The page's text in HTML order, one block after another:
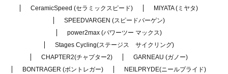
CeramicSpeed (セラミックスピード)
MIYATA (ミヤタ)
SPEEDVARGEN (スピードバーゲン)
power2max (パワーツー マックス)
Stages Cycling(ステージス サイクリング)
CHAPTER2(チャプター2)
GARNEAU (ガノー)
BONTRAGER (ボントレガー)
NEILPRYDE(ニールプライド)